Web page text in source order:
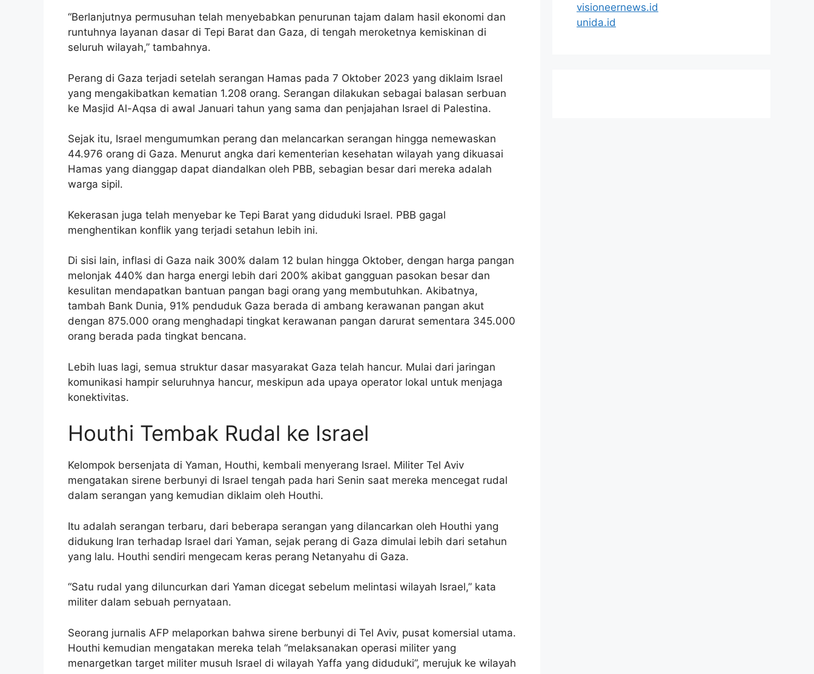
“Berlanjutnya permusuhan telah menyebabkan penurunan tajam dalam hasil ekonomi dan
runtuhnya layanan dasar di Tepi Barat dan Gaza, di tengah meroketnya kemiskinan di
seluruh wilayah,” tambahnya.
Perang di Gaza terjadi setelah serangan Hamas pada 7 Oktober 2023 yang diklaim Israel
yang mengakibatkan kematian 1.208 orang. Serangan dilakukan sebagai balasan serbuan
ke Masjid Al-Aqsa di awal Januari tahun yang sama dan penjajahan Israel di Palestina.
Sejak itu, Israel mengumumkan perang dan melancarkan serangan hingga nemewaskan
44.976 orang di Gaza. Menurut angka dari kementerian kesehatan wilayah yang dikuasai
Hamas yang dianggap dapat diandalkan oleh PBB, sebagian besar dari mereka adalah
warga sipil.
Kekerasan juga telah menyebar ke Tepi Barat yang diduduki Israel. PBB gagal
menghentikan konflik yang terjadi setahun lebih ini.
Di sisi lain, inflasi di Gaza naik 300% dalam 12 bulan hingga Oktober, dengan harga pangan
melonjak 440% dan harga energi lebih dari 200% akibat gangguan pasokan besar dan
kesulitan mendapatkan bantuan pangan bagi orang yang membutuhkan. Akibatnya,
tambah Bank Dunia, 91% penduduk Gaza berada di ambang kerawanan pangan akut
dengan 875.000 orang menghadapi tingkat kerawanan pangan darurat sementara 345.000
orang berada pada tingkat bencana.
Lebih luas lagi, semua struktur dasar masyarakat Gaza telah hancur. Mulai dari jaringan
komunikasi hampir seluruhnya hancur, meskipun ada upaya operator lokal untuk menjaga
konektivitas.
Houthi Tembak Rudal ke Israel
Kelompok bersenjata di Yaman, Houthi, kembali menyerang Israel. Militer Tel Aviv
mengatakan sirene berbunyi di Israel tengah pada hari Senin saat mereka mencegat rudal
dalam serangan yang kemudian diklaim oleh Houthi.
Itu adalah serangan terbaru, dari beberapa serangan yang dilancarkan oleh Houthi yang
didukung Iran terhadap Israel dari Yaman, sejak perang di Gaza dimulai lebih dari setahun
yang lalu. Houthi sendiri mengecam keras perang Netanyahu di Gaza.
“Satu rudal yang diluncurkan dari Yaman dicegat sebelum melintasi wilayah Israel,” kata
militer dalam sebuah pernyataan.
Seorang jurnalis AFP melaporkan bahwa sirene berbunyi di Tel Aviv, pusat komersial utama.
Houthi kemudian mengatakan mereka telah “melaksanakan operasi militer yang
menargetkan target militer musuh Israel di wilayah Yaffa yang diduduki”, merujuk ke wilayah
visioneernews.id
unida.id